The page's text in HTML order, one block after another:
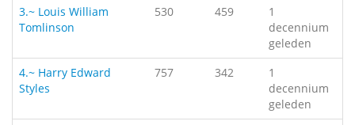
3.~ Louis William
Tomlinson
530 459
1
decennium
geleden
4.~ Harry Edward
Styles
757 342
1
decennium
geleden